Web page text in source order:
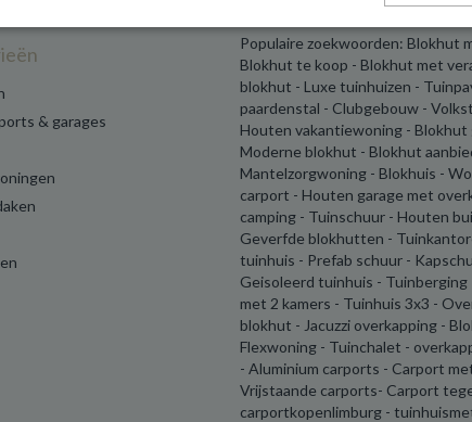
& garages
Populaire zoekwoorden: Blokhut
Blokhut te koop - Blokhut met
blokhut - Luxe tuinhuizen -
paardenstal - Clubgebouw -
Houten vakantiewoning -
Moderne blokhut - Blokhut
Mantelzorgwoning - Blokhuis -
carport - Houten garage met
camping - Tuinschuur - Houten
Geverfde blokhutten -
tuinhuis - Prefab schuur -
Geisoleerd tuinhuis -
met 2 kamers - Tuinhuis 3x3 -
blokhut - Jacuzzi overkapping -
Flexwoning - Tuinchalet -
- Aluminium carports - Carport
Vrijstaande carports- Carport
carportkopenlimburg -